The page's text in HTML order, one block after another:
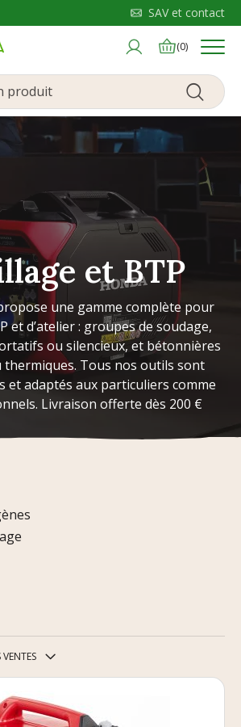
SAV et contact
(0) Menu
et BTP
une gamme complète pour
et d’atelier : groupes de soudage,
ou silencieux, et bétonnières
thermiques. Tous nos outils sont
et adaptés aux particuliers comme
Livraison offerte dès 200 €
VENTES